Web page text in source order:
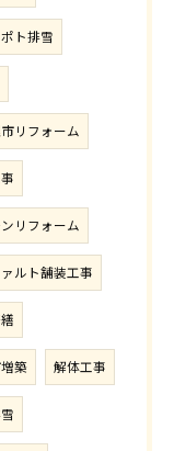
ト排雪
リフォーム
リフォーム
ルト舗装工事
築 解体工事